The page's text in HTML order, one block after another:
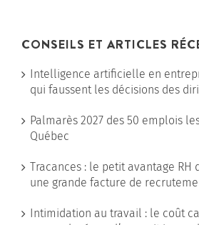
CONSEILS ET ARTICLES
Intelligence artificielle en
qui faussent les décisions des
Palmarès 2027 des 50 emplois
Québec
Tracances : le petit avantage
une grande facture de
Intimidation au travail : le coût